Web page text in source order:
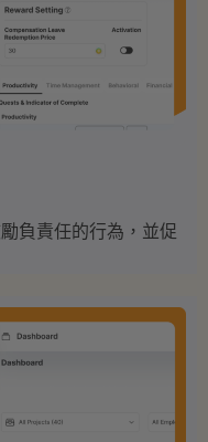
負責任的行為，並促